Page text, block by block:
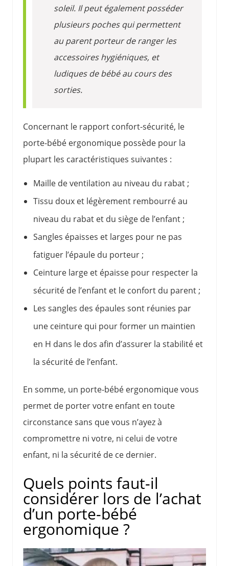
soleil. Il peut également posséder
plusieurs poches qui permettent
au parent porteur de ranger les
accessoires hygiéniques, et
ludiques de bébé au cours des
sorties.
Concernant le rapport confort-sécurité, le
porte-bébé ergonomique possède pour la
plupart les caractéristiques suivantes :
Maille de ventilation au niveau du rabat ;
Tissu doux et légèrement rembourré au
niveau du rabat et du siège de l’enfant ;
Sangles épaisses et larges pour ne pas
fatiguer l’épaule du porteur ;
Ceinture large et épaisse pour respecter la
sécurité de l’enfant et le confort du parent ;
Les sangles des épaules sont réunies par
une ceinture qui pour former un maintien
en H dans le dos afin d’assurer la stabilité et
la sécurité de l’enfant.
En somme, un porte-bébé ergonomique vous
permet de porter votre enfant en toute
circonstance sans que vous n’ayez à
compromettre ni votre, ni celui de votre
enfant, ni la sécurité de ce dernier.
Quels points faut-il
considérer lors de l’achat
d’un porte-bébé
ergonomique ?